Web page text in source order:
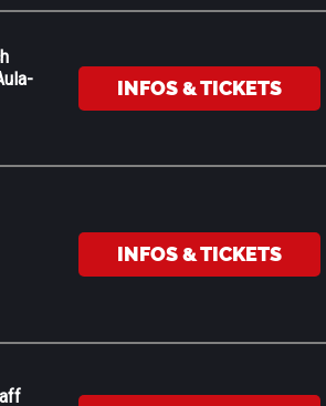
INFOS & TICKETS
INFOS & TICKETS